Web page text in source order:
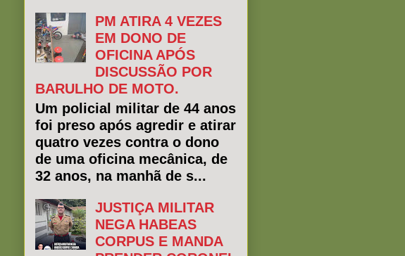
PM ATIRA 4 VEZES
EM DONO DE
OFICINA APÓS
DISCUSSÃO POR
BARULHO DE MOTO.
Um policial militar de 44 anos
foi preso após agredir e atirar
quatro vezes contra o dono
de uma oficina mecânica, de
32 anos, na manhã de s...
JUSTIÇA MILITAR
NEGA HABEAS
CORPUS E MANDA